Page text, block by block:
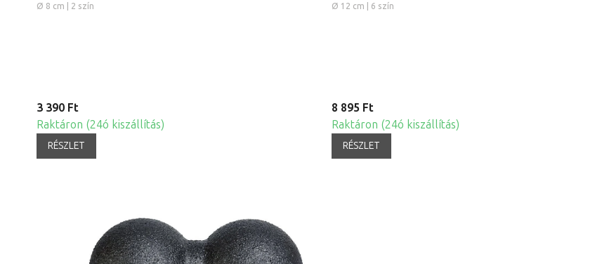
Ø 8 cm | 2 szín
3 390 Ft
Raktáron (24ó kiszállítás)
RÉSZLET
Ø 12 cm | 6 szín
8 895 Ft
Raktáron (24ó kiszállítás)
RÉSZLET